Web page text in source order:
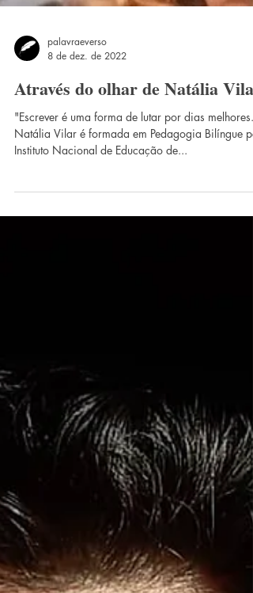
palavraeverso
Através do olhar de Natália Vilar